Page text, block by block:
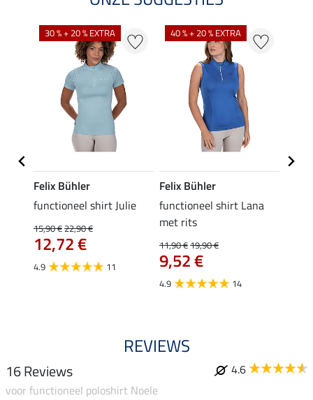
30 % + 20 % EXTRA
Felix Bühler
functioneel shirt Julie
15,90 €22,90 €
12,72 €
4.9 11
40 % + 20 % EXTRA
Felix Bühler
functioneel shirt Lana
met rits
11,90 €19,90 €
9,52 €
4.9 14
REVIEWS
16 Reviews
4.6
voor functioneel poloshirt Noele